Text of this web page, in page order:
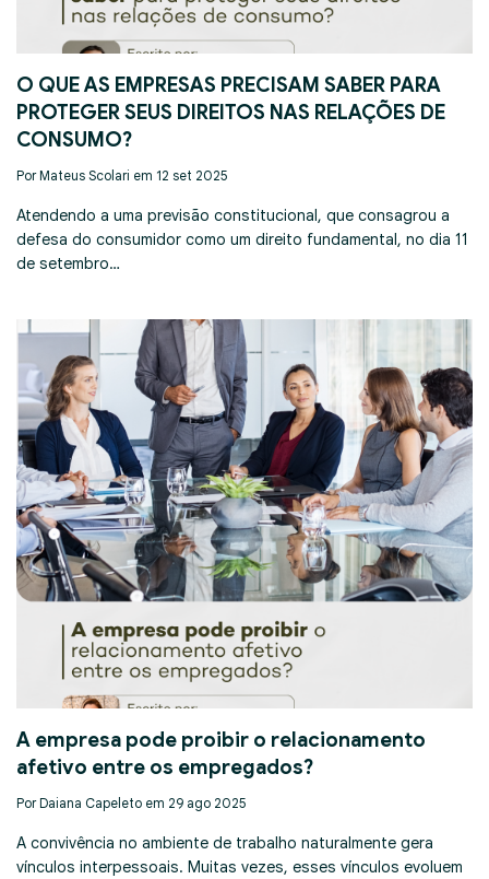
O QUE AS EMPRESAS PRECISAM SABER PARA
PROTEGER SEUS DIREITOS NAS RELAÇÕES DE
CONSUMO?
Por Mateus Scolari em 12 set 2025
Atendendo a uma previsão constitucional, que consagrou a
defesa do consumidor como um direito fundamental, no dia 11
de setembro…
A empresa pode proibir o relacionamento
afetivo entre os empregados?
Por Daiana Capeleto em 29 ago 2025
A convivência no ambiente de trabalho naturalmente gera
vínculos interpessoais. Muitas vezes, esses vínculos evoluem